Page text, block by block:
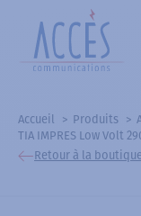
Accueil Produits
TIA IMPRES Low Volt
Retour à la boutique